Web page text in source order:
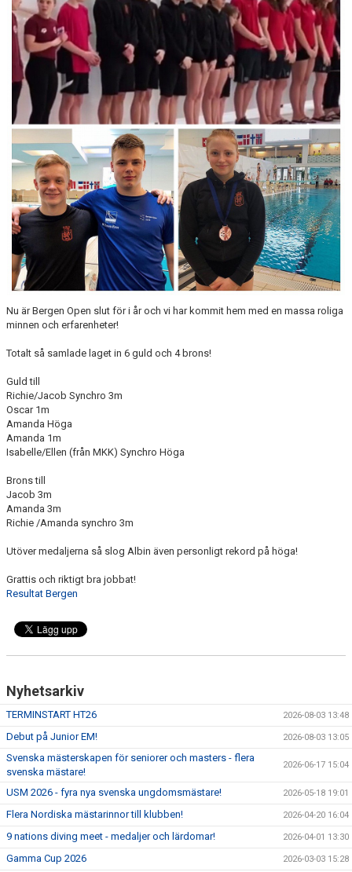
PRIVATLEKTION
SKOLOR/FÖRENINGAR
PRESENTKORT
Nu är Bergen Open slut för i år och vi har kommit hem med en massa roliga
minnen och erfarenheter!
Totalt så samlade laget in 6 guld och 4 brons!
Guld till
Richie/Jacob Synchro 3m
Oscar 1m
Amanda Höga
Amanda 1m
Isabelle/Ellen (från MKK) Synchro Höga
Brons till
Jacob 3m
Amanda 3m
Richie /Amanda synchro 3m
Utöver medaljerna så slog Albin även personligt rekord på höga!
Grattis och riktigt bra jobbat!
Resultat Bergen
Nyhetsarkiv
TERMINSTART HT26 2026-08-03 13:48
Debut på Junior EM! 2026-08-03 13:05
Svenska mästerskapen för seniorer och masters - flera
svenska mästare!
2026-06-17 15:04
USM 2026 - fyra nya svenska ungdomsmästare! 2026-05-18 19:01
Flera Nordiska mästarinnor till klubben! 2026-04-20 16:04
9 nations diving meet - medaljer och lärdomar! 2026-04-01 13:30
Gamma Cup 2026 2026-03-03 15:28